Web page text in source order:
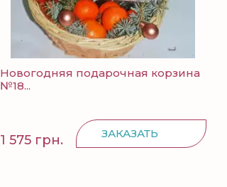
Новогодняя подарочная корзина
№18...
1 575 грн. ЗАКАЗАТЬ